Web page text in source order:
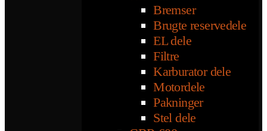
Bremser
Brugte reservedele
EL dele
Filtre
Karburator dele
Motordele
Pakninger
Stel dele